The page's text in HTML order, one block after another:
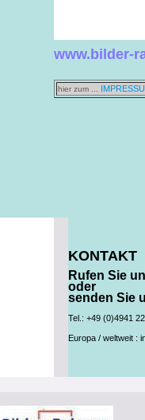
www.bilder-
hier zum ...
KONTAKT
Rufen Sie
oder
senden Sie
Tel.: +49 (0)4941
Europa / weltweit :